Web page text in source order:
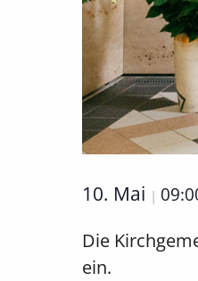
10. Mai |
Die
ein.